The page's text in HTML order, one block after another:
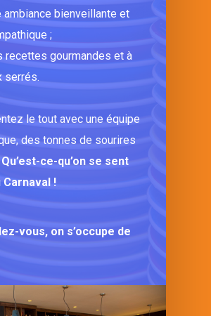
ambiance bienveillante et
;
recettes gourmandes et à
serrés.
le tout avec une équipe
des tonnes de sourires
Qu’est-ce-qu’on se sent
Carnaval !
vous, on s’occupe de